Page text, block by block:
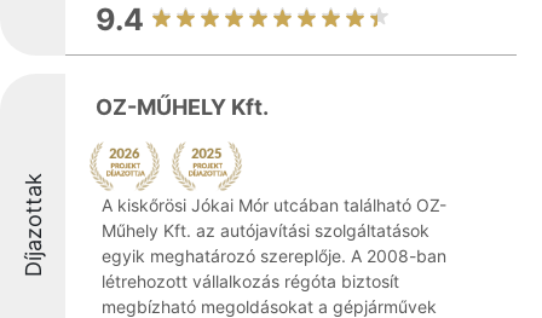
9.4
Díjazottak
OZ-MŰHELY Kft.
A kiskőrösi Jókai Mór utcában található OZ-
Műhely Kft. az autójavítási szolgáltatások
egyik meghatározó szereplője. A 2008-ban
létrehozott vállalkozás régóta biztosít
megbízható megoldásokat a gépjárművek